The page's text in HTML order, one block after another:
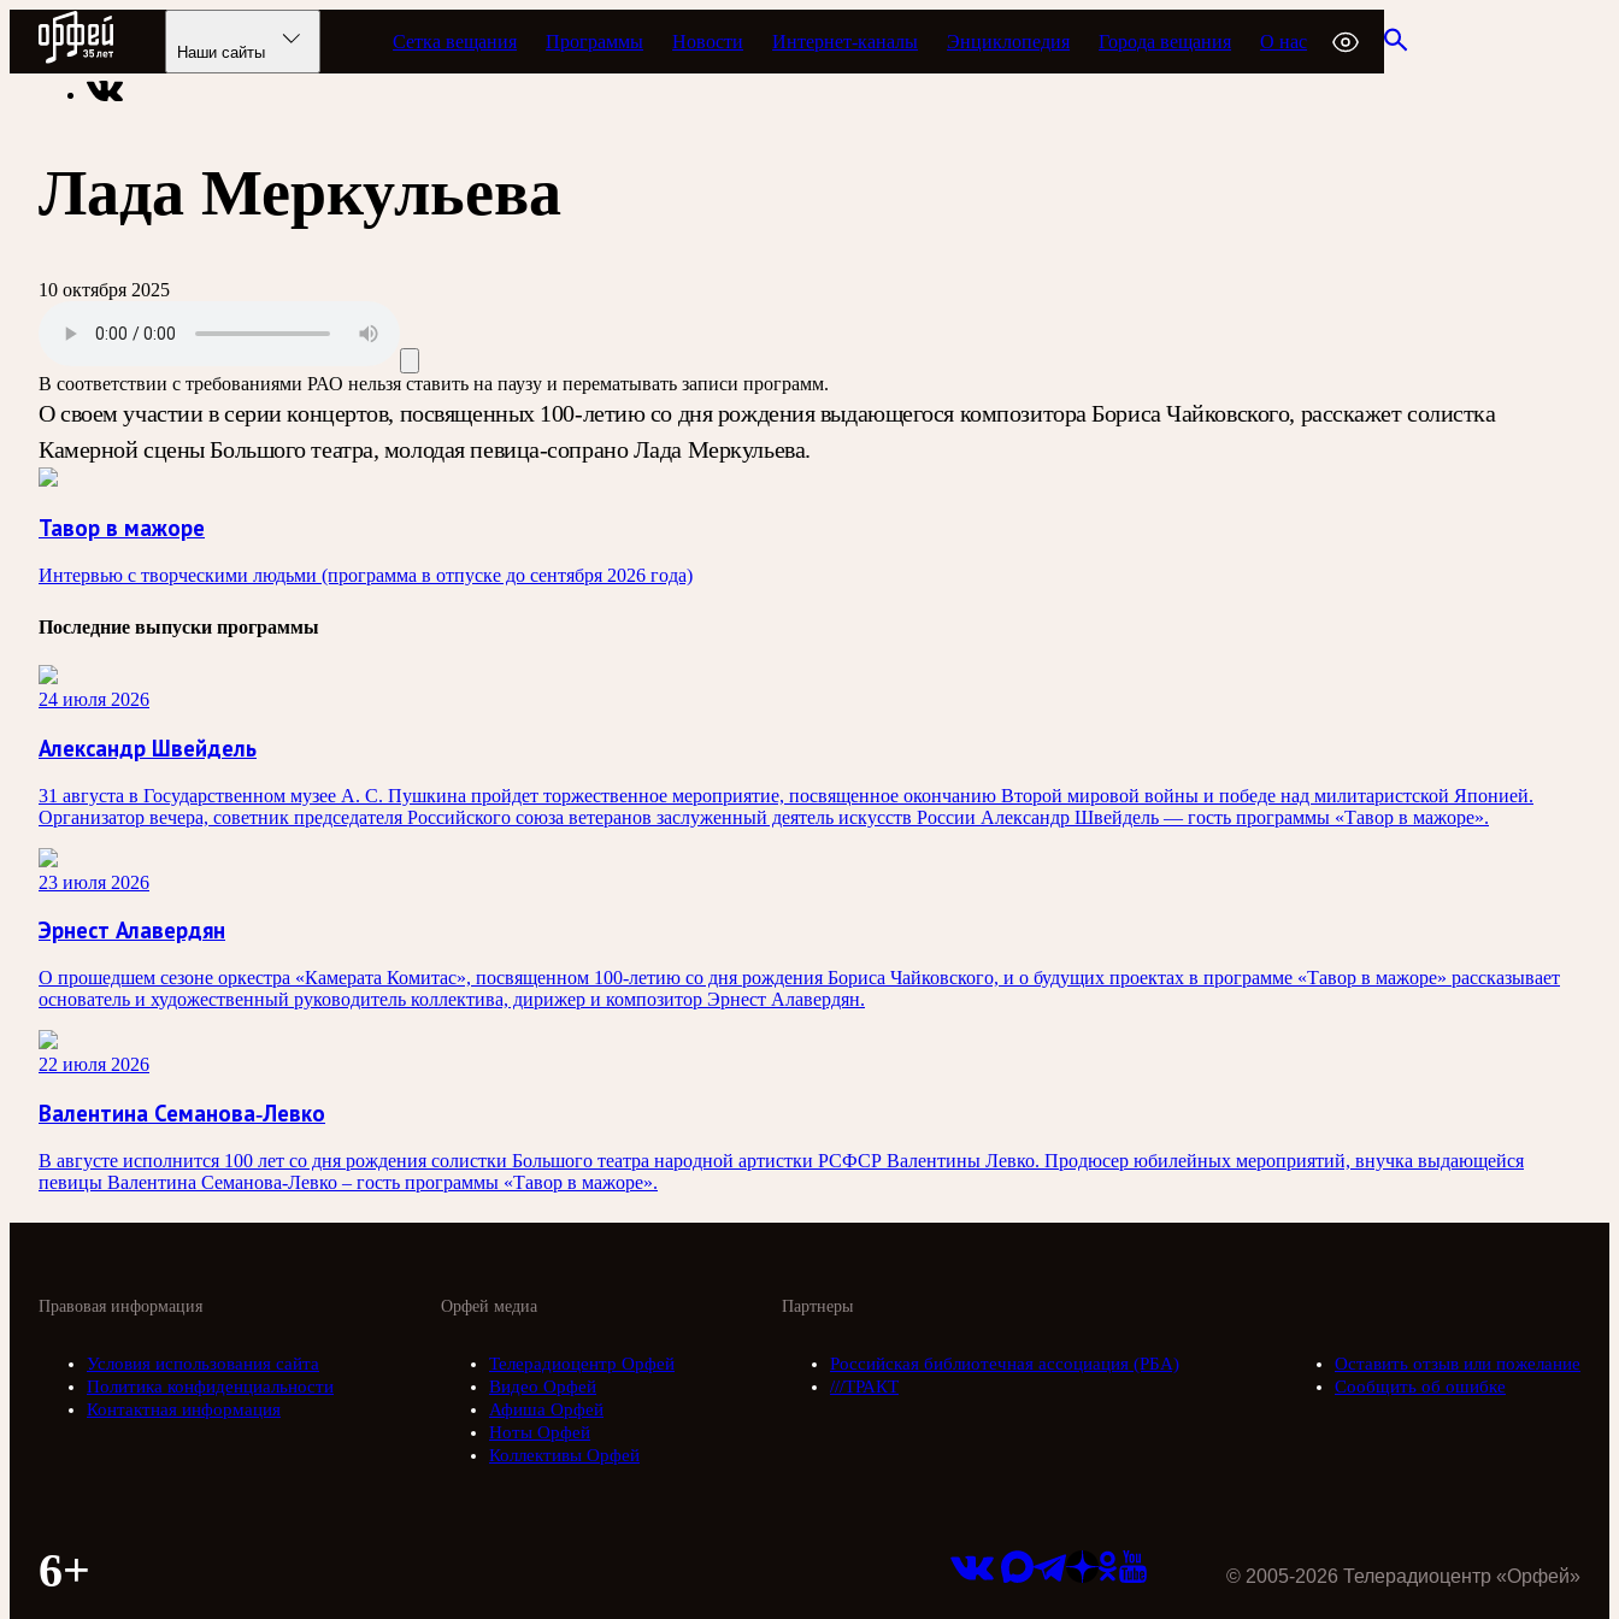
Радио Орфей
Наши сайты
Сетка вещания Программы Новости Интернет-каналы Энциклопедия Города вещания О нас
Радио классической музыки «Орфей» Программы в эфире Тавор в мажоре
Лада Меркульева
10 октября 2025
В соответствии с требованиями РАО нельзя ставить на паузу и перематывать записи программ.
О своем участии в серии концертов, посвященных 100-летию со дня рождения выдающегося композитора Бориса Чайковского, расскажет солистка
Камерной сцены Большого театра, молодая певица-сопрано Лада Меркульева.
Тавор в мажоре
Интервью с творческими людьми (программа в отпуске до сентября 2026 года)
Последние выпуски программы
24 июля 2026
Александр Швейдель
31 августа в Государственном музее А. С. Пушкина пройдет торжественное мероприятие, посвященное окончанию Второй мировой войны и победе над милитаристской Японией.
Организатор вечера, советник председателя Российского союза ветеранов заслуженный деятель искусств России Александр Швейдель — гость программы «Тавор в мажоре».
23 июля 2026
Эрнест Алавердян
О прошедшем сезоне оркестра «Камерата Комитас», посвященном 100-летию со дня рождения Бориса Чайковского, и о будущих проектах в программе «Тавор в мажоре» рассказывает
основатель и художественный руководитель коллектива, дирижер и композитор Эрнест Алавердян.
22 июля 2026
Валентина Семанова-Левко
В августе исполнится 100 лет со дня рождения солистки Большого театра народной артистки РСФСР Валентины Левко. Продюсер юбилейных мероприятий, внучка выдающейся
певицы Валентина Семанова-Левко – гость программы «Тавор в мажоре».
Орфей медиа
Телерадиоцентр Орфей
Видео Орфей
Афиша Орфей
Ноты Орфей
Коллективы Орфей
Партнеры
Российская библиотечная ассоциация (РБА)
///ТРАКТ
Правовая информация
Условия использования сайта
Политика конфиденциальности
Контактная информация
Оставить отзыв или пожелание
Сообщить об ошибке
6+ © 2005-2026 Телерадиоцентр «Орфей»